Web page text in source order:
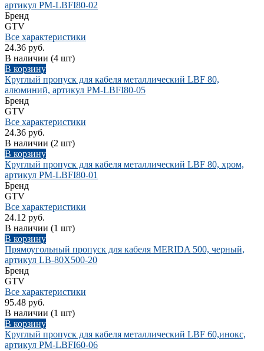
артикул PM-LBFI80-02
Бренд
GTV
Все характеристики
24.36 руб.
В наличии (4 шт)
В корзину
Круглый пропуск для кабеля металлический LBF 80,
алюминий, артикул PM-LBFI80-05
Бренд
GTV
Все характеристики
24.36 руб.
В наличии (2 шт)
В корзину
Круглый пропуск для кабеля металлический LBF 80, хром,
артикул PM-LBFI80-01
Бренд
GTV
Все характеристики
24.12 руб.
В наличии (1 шт)
В корзину
Прямоугольный пропуск для кабеля MERIDA 500, черный,
артикул LB-80X500-20
Бренд
GTV
Все характеристики
95.48 руб.
В наличии (1 шт)
В корзину
Круглый пропуск для кабеля металлический LBF 60,инокс,
артикул PM-LBFI60-06